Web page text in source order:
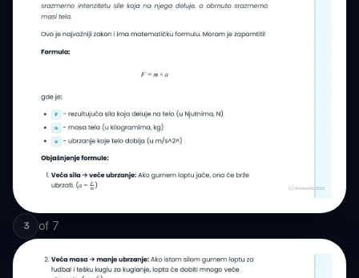
3 of 7